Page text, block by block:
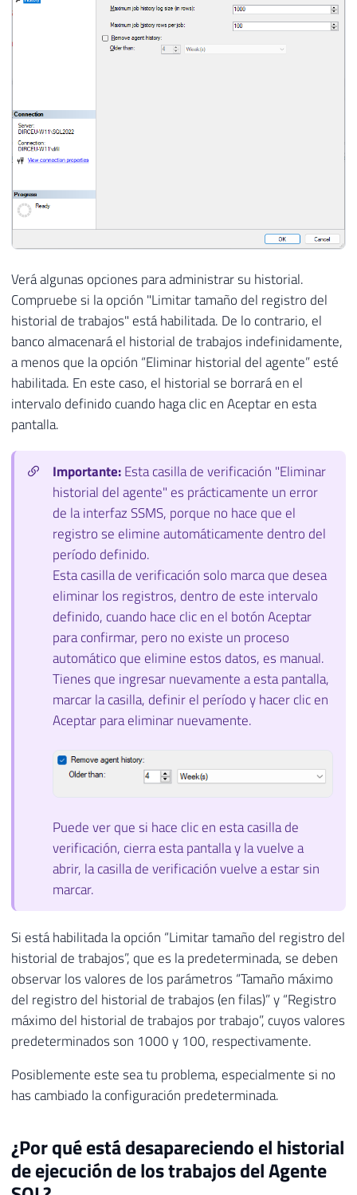
Verá algunas opciones para administrar su historial.
Compruebe si la opción "Limitar tamaño del registro del
historial de trabajos" está habilitada. De lo contrario, el
banco almacenará el historial de trabajos indefinidamente,
a menos que la opción “Eliminar historial del agente” esté
habilitada. En este caso, el historial se borrará en el
intervalo definido cuando haga clic en Aceptar en esta
pantalla.
Importante:Esta casilla de verificación "Eliminar
historial del agente" es prácticamente un error
de la interfaz SSMS, porque no hace que el
registro se elimine automáticamente dentro del
período definido.
Esta casilla de verificación solo marca que desea
eliminar los registros, dentro de este intervalo
definido, cuando hace clic en el botón Aceptar
para confirmar, pero no existe un proceso
automático que elimine estos datos, es manual.
Tienes que ingresar nuevamente a esta pantalla,
marcar la casilla, definir el período y hacer clic en
Aceptar para eliminar nuevamente.
Puede ver que si hace clic en esta casilla de
verificación, cierra esta pantalla y la vuelve a
abrir, la casilla de verificación vuelve a estar sin
marcar.
Si está habilitada la opción “Limitar tamaño del registro del
historial de trabajos”, que es la predeterminada, se deben
observar los valores de los parámetros “Tamaño máximo
del registro del historial de trabajos (en filas)” y “Registro
máximo del historial de trabajos por trabajo”, cuyos valores
predeterminados son 1000 y 100, respectivamente.
Posiblemente este sea tu problema, especialmente si no
has cambiado la configuración predeterminada.
¿Por qué está desapareciendo el historial
de ejecución de los trabajos del Agente